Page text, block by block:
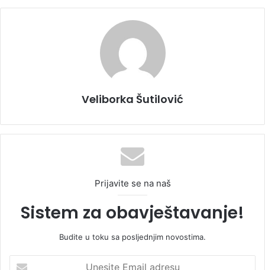
Veliborka Šutilović
Prijavite se na naš
Sistem za obavještavanje!
Budite u toku sa posljednjim novostima.